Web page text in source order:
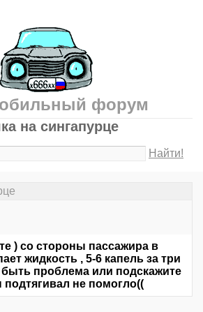
форум
на сингапурце
Найти!
) со стороны пассажира в
жидкость , 5-6 капель за три
проблема или подскажите
не помогло((